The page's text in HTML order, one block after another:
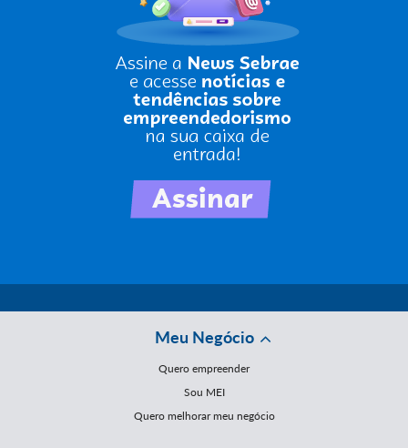
Meu Negócio
Quero empreender
Sou MEI
Quero melhorar meu negócio